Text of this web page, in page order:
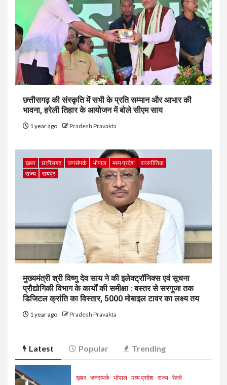
छत्तीसगढ़ की संस्कृति में सभी के प्रति सम्मान और आभार की
भावना, हरेली तिहार के आयोजन में बोले सीएम साय
1 year ago Pradesh Pravakta
ख़बर छत्तीसगढ़ जनसंपर्क भोपाल मध्य प्रदेश
राजनीतिक
राज्य
रायपुर
मुख्यमंत्री श्री विष्णु देव साय ने की इलेक्ट्रॉनिक्स एवं सूचना
प्रौद्योगिकी विभाग के कार्यों की समीक्षा : बस्तर से सरगुजा तक
डिजिटल क्रांति का विस्तार, 5000 मोबाइल टावर का लक्ष्य तय
1 year ago Pradesh Pravakta
Latest Popular Trending
ख़बर जनसंपर्क भोपाल मध्य प्रदेश राज्य रेलवे